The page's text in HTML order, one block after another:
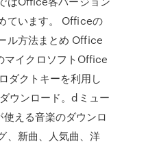
ています。 Officeの
ル方法まとめ Office
イクロソフトOffice
ダクトキーを利用し
ウンロード。dミュー
える音楽のダウンロ
、新曲、人気曲、洋